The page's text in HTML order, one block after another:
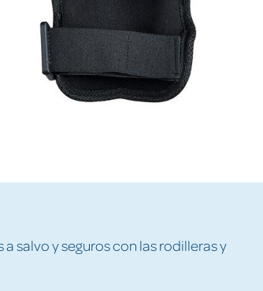
salvo y seguros con las rodilleras y